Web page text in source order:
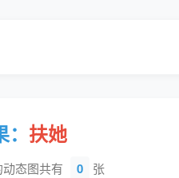
扶她
态图共有 0 张